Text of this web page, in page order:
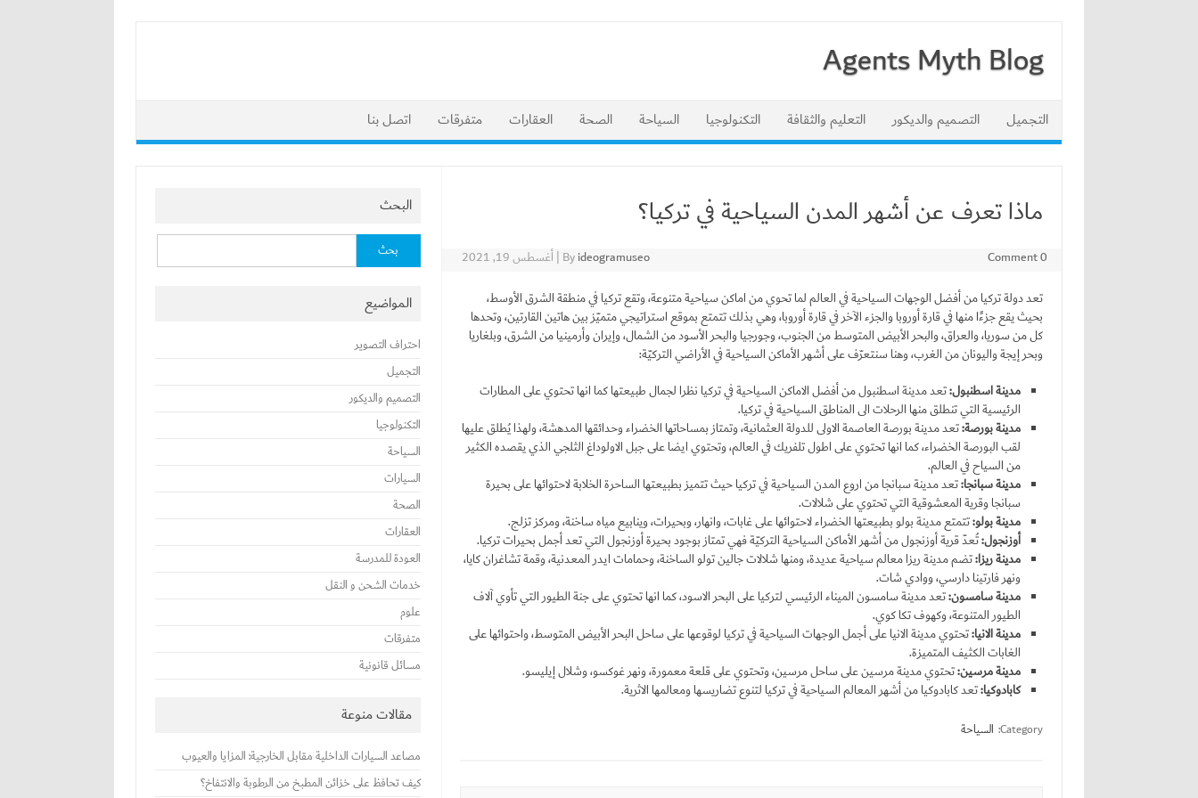
Agents Myth Blog
Skip to content
التجميل التصميم والديكور التعليم والثقافة التكنولوجيا السياحة الصحة العقارات متفرقات اتصل بنا
ماذا تعرف عن أشهر المدن السياحية في تركيا؟
Byideogramuseo
|أغسطس 19, 2021
0 Comment
تعد دولة تركيا من أفضل الوجهات السياحية في العالم لما تحوي من اماكن سياحية متنوعة، وتقع تركيا في منطقة الشرق الأوسط،
بحيث يقع جزءًا منها في قارة أوروبا والجزء الآخر في قارة أوروبا، وهي بذلك تتمتع بموقع استراتيجي متميّز بين هاتين القارتين، وتحدها
كل من سوريا، والعراق، والبحر الأبيض المتوسط من الجنوب، وجورجيا والبحر الأسود من الشمال، وإيران وأرمينيا من الشرق، وبلغاريا
وبحر إيجة واليونان من الغرب، وهنا سنتعرّف على أشهر الأماكن السياحية في الأراضي التركيّة:
مدينة اسطنبول:تعد مدينة اسطنبول من أفضل الاماكن السياحية في تركيا نظرا لجمال طبيعتها كما انها تحتوي على المطارات
الرئيسية التي تنطلق منها الرحلات الى المناطق السياحية في تركيا.
مدينة بورصة:تعد مدينة بورصة العاصمة الاولى للدولة العثمانية، وتمتاز بمساحاتها الخضراء وحدائقها المدهشة، ولهذا يُطلق عليها
لقب البورصة الخضراء، كما انها تحتوي على اطول تلفريك في العالم، وتحتوي ايضا على جبل الاولوداغ الثلجي الذي يقصده الكثير
من السياح في العالم.
مدينةسبانجا:تعد مدينة سبانجا من اروع المدن السياحية في تركيا حيث تتميز بطبيعتها الساحرة الخلابة لاحتوائها على بحيرة
سبانجا وقرية المعشوقية التي تحتوي على شلالات.
مدينة بولو:تتمتع مدينة بولو بطبيعتها الخضراء لاحتوائها على غابات، وانهار، وبحيرات، وينابيع مياه ساخنة، ومركز تزلج.
أوزنجول:تُعدّ قرية أوزنجول من أشهر الأماكن السياحية التركيّة فهي تمتاز بوجود بحيرة أوزنجول التي تعد أجمل بحيرات تركيا.
مدينةريزا:تضم مدينة ريزا معالم سياحية عديدة، ومنها شلالات جالين تولو الساخنة، وحمامات ايدر المعدنية، وقمة تشاغران كايا،
ونهر فارتينا دارسي، ووادي شات.
مدينة سامسون:تعد مدينة سامسون الميناء الرئيسي لتركيا على البحر الاسود، كما انها تحتوي على جنة الطيور التي تأوي آلاف
الطيور المتنوعة، وكهوف تكا كوي.
مدينة الانيا:تحتوي مدينة الانيا على أجمل الوجهات السياحية في تركيا لوقوعها على ساحل البحر الأبيض المتوسط، واحتوائها على
الغابات الكثيف المتميزة.
مدينة مرسين:تحتوي مدينة مرسين على ساحل مرسين، وتحتوي على قلعة معمورة، ونهر غوكسو، وشلال إيليسو.
كابادوكيا:تعد كابادوكيا من أشهر المعالم السياحية في تركيا لتنوع تضاريسها ومعالمها الاثرية.
Category: السياحة
البحث
المواضيع
احتراف التصوير
التجميل
التصميم والديكور
التكنولوجيا
السياحة
السيارات
الصحة
العقارات
العودة للمدرسة
خدمات الشحن و النقل
علوم
متفرقات
مسائل قانونية
مقالات منوعة
مصاعد السيارات الداخلية مقابل الخارجية: المزايا والعيوب
كيف تحافظ على خزائن المطبخ من الرطوبة والانتفاخ؟